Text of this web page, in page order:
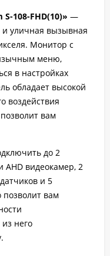
108-FHD(10)» —
уличная вызывная
Монитор с
меню,
в настройках
обладает высокой
воздействия
вам
до 2
AHD видеокамер, 2
и 5
вам
него